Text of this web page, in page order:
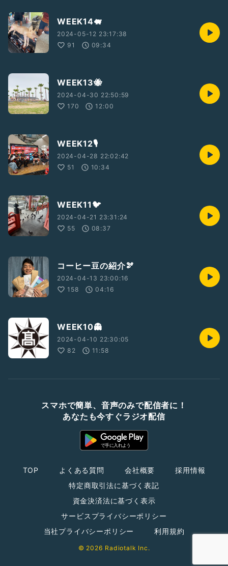
WEEK14🐖
2024-05-12 23:17:38
91
09:34
WEEK13🐝
2024-04-30 22:50:59
170
12:00
WEEK12🎙️
2024-04-28 22:02:42
51
10:34
WEEK11🐦
2024-04-21 23:31:24
55
08:37
コーヒー豆の紹介🫘
2024-04-13 23:00:16
158
04:16
WEEK10👻
2024-04-10 22:30:05
82
11:58
スマホで簡単、音声のみで配信者に！
あなたも今すぐラジオ配信
TOP よくある質問 会社概要
採用情報
特定商取引法に基づく表記
資金決済法に基づく表示
サービスプライバシーポリシー
当社プライバシーポリシー
利用規約
© 2026 Radiotalk Inc.